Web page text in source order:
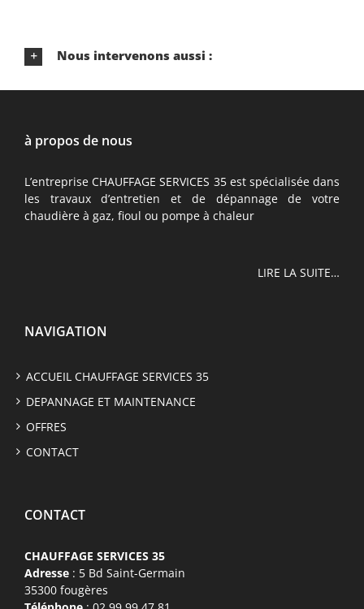
Nous intervenons aussi :
à propos de nous
L’entreprise CHAUFFAGE SERVICES 35 est spécialisée dans
les travaux d’entretien et de dépannage de votre
chaudière à gaz, fioul ou pompe à chaleur
LIRE LA SUITE…
NAVIGATION
ACCUEIL CHAUFFAGE SERVICES 35
DEPANNAGE ET MAINTENANCE
OFFRES
CONTACT
CONTACT
CHAUFFAGE SERVICES 35
Adresse : 5 Bd Saint-Germain
35300 fougères